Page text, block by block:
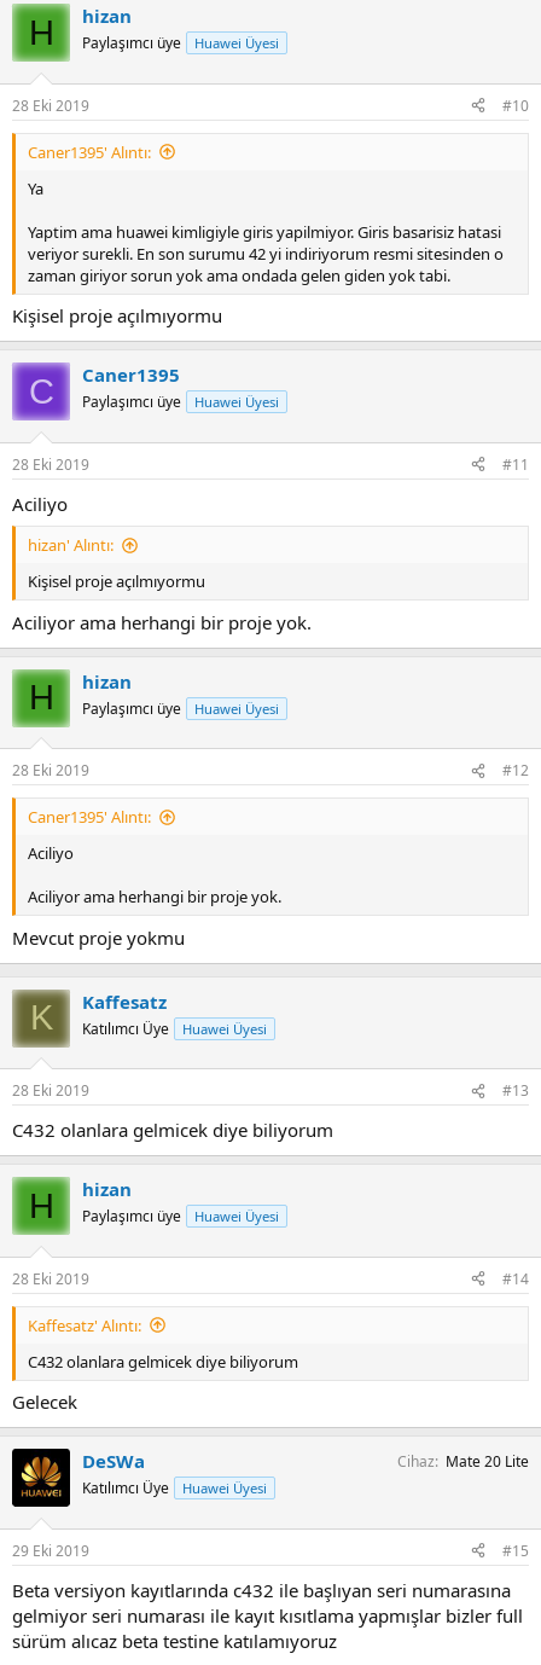
H hizan
Paylaşımcı üye Huawei Üyesi
28 Eki 2019 #10
Caner1395' Alıntı:
Ya
Yaptim ama huawei kimligiyle giris yapilmiyor. Giris basarisiz hatasi
veriyor surekli. En son surumu 42 yi indiriyorum resmi sitesinden o
zaman giriyor sorun yok ama ondada gelen giden yok tabi.
Kişisel proje açılmıyormu
C Caner1395
Paylaşımcı üye Huawei Üyesi
28 Eki 2019 #11
Aciliyo
hizan' Alıntı:
Kişisel proje açılmıyormu
Aciliyor ama herhangi bir proje yok.
H hizan
Paylaşımcı üye Huawei Üyesi
28 Eki 2019 #12
Caner1395' Alıntı:
Aciliyo
Aciliyor ama herhangi bir proje yok.
Mevcut proje yokmu
K Kaffesatz
Katılımcı Üye Huawei Üyesi
28 Eki 2019 #13
C432 olanlara gelmicek diye biliyorum
H hizan
Paylaşımcı üye Huawei Üyesi
28 Eki 2019 #14
Kaffesatz' Alıntı:
C432 olanlara gelmicek diye biliyorum
Gelecek
DeSWa
Katılımcı Üye Huawei Üyesi
Cihaz Mate 20 Lite
29 Eki 2019 #15
Beta versiyon kayıtlarında c432 ile başlıyan seri numarasına
gelmiyor seri numarası ile kayıt kısıtlama yapmışlar bizler full
sürüm alıcaz beta testine katılamıyoruz